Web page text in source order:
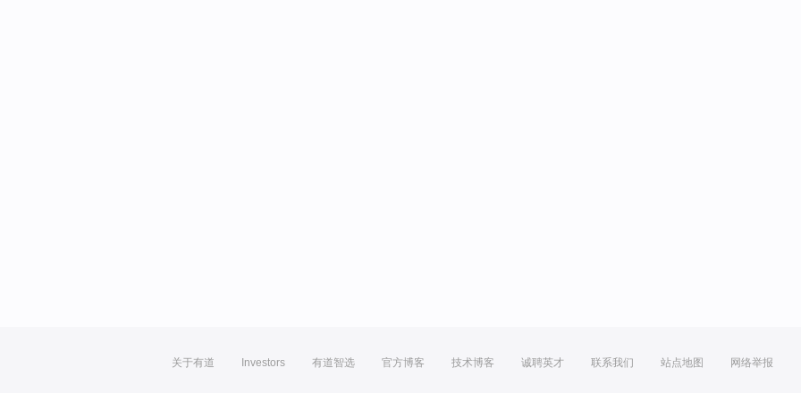
关于有道 Investors 有道智选 官方博客 技术博客 诚聘英才 联系我们 站点地图 网络举报